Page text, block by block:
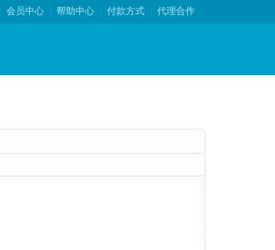
会员中心 帮助中心 付款方式 代理合作